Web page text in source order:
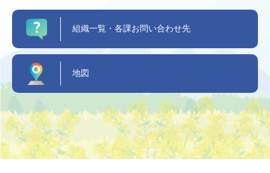
組織一覧・各課お問い合わせ先
地図